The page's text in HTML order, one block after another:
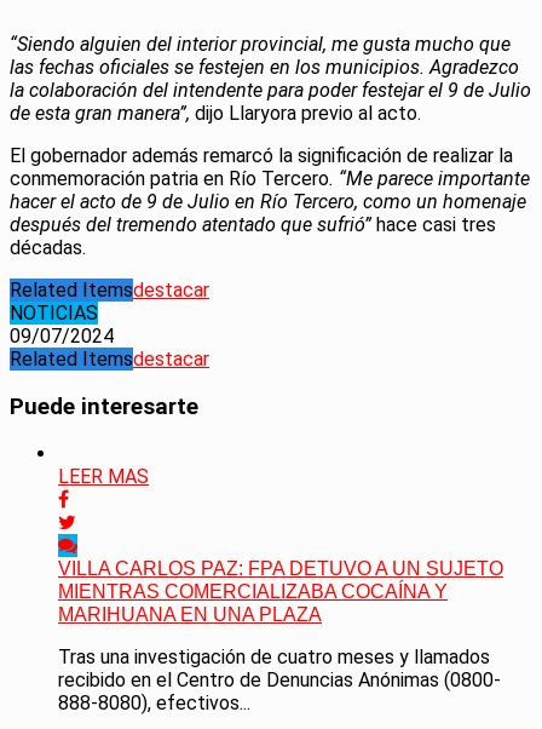
“Siendo alguien del interior provincial, me gusta mucho que
las fechas oficiales se festejen en los municipios. Agradezco
la colaboración del intendente para poder festejar el 9 de Julio
de esta gran manera”, dijo Llaryora previo al acto.
El gobernador además remarcó la significación de realizar la
conmemoración patria en Río Tercero. “Me parece importante
hacer el acto de 9 de Julio en Río Tercero, como un homenaje
después del tremendo atentado que sufrió”hace casi tres
décadas.
Related Itemsdestacar
NOTICIAS
09/07/2024
Related Itemsdestacar
Puede interesarte
LEER MAS
VILLA CARLOS PAZ: FPA DETUVO A UN SUJETO
MIENTRAS COMERCIALIZABA COCAÍNA Y
MARIHUANA EN UNA PLAZA
Tras una investigación de cuatro meses y llamados
recibido en el Centro de Denuncias Anónimas (0800-
888-8080), efectivos...